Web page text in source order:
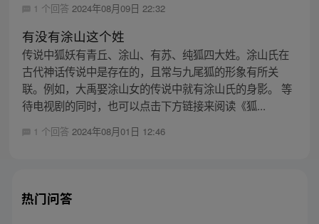
1 个回答 2024年08月09日 22:32
有没有涂山这个姓
传说中狐妖有青丘、涂山、有苏、纯狐四大姓。涂山氏在
古代神话传说中是存在的，且常与九尾狐的形象有所关
联。例如，大禹娶涂山女的传说中就有涂山氏的身影。 等
待电视剧的同时，也可以点击下方链接来阅读《狐...
1 个回答 2024年08月01日 12:46
热门问答